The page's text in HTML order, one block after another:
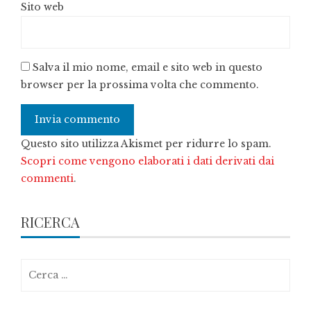
Sito web
Salva il mio nome, email e sito web in questo
browser per la prossima volta che commento.
Questo sito utilizza Akismet per ridurre lo spam.
Scopri come vengono elaborati i dati derivati dai
commenti.
RICERCA